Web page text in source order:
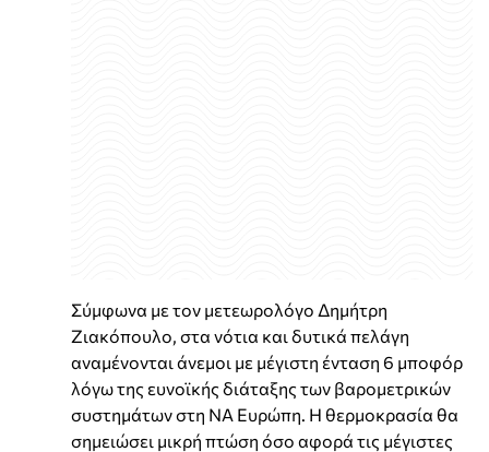
Σύμφωνα με τον μετεωρολόγο Δημήτρη
Ζιακόπουλο, στα νότια και δυτικά πελάγη
αναμένονται άνεμοι με μέγιστη ένταση 6 μποφόρ
λόγω της ευνοϊκής διάταξης των βαρομετρικών
συστημάτων στη ΝΑ Ευρώπη. Η θερμοκρασία θα
σημειώσει μικρή πτώση όσο αφορά τις μέγιστες